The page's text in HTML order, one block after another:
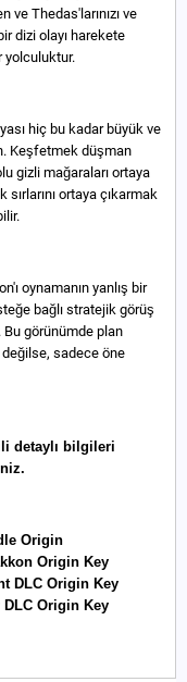
Thedas'larınızı ve
dizi olayı harekete
hiç bu kadar büyük ve
Keşfetmek düşman
gizli mağaraları ortaya
ortaya çıkarmak
oynamanın yanlış bir
bağlı stratejik görüş
Bu görünümde plan
değilse, sadece öne
detaylı bilgileri
Origin
Origin Key
DLC Origin Key
Origin Key